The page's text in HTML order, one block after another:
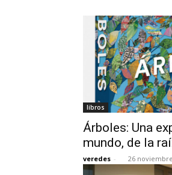
libros
Árboles: Una
mundo, de la
veredes - 26